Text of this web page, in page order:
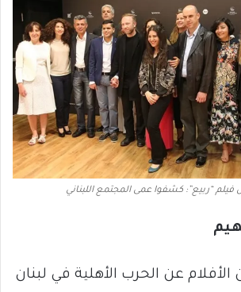
فيلم “ربيع”: كشفوا عمى المجتمع اللبناني
عن الحرب الأهلية في لبنان